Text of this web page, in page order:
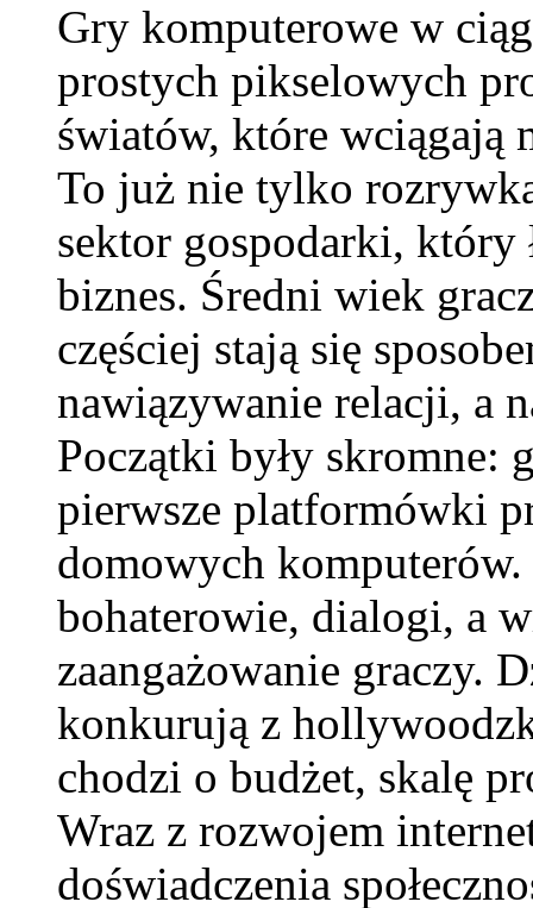
Gry komputerowe w
prostych pikselowych
światów, które wciągają
To już nie tylko
sektor gospodarki, który
biznes. Średni wiek
częściej stają się
nawiązywanie relacji, a
Początki były skromne:
pierwsze platformówki
domowych komputerów.
bohaterowie, dialogi, a
zaangażowanie graczy.
konkurują z
chodzi o budżet, skalę
Wraz z rozwojem
doświadczenia